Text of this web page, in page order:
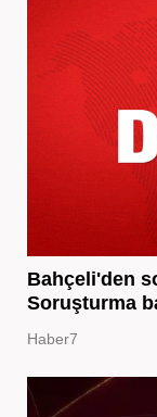
Bahçeli'den
Soruşturma
Haber7